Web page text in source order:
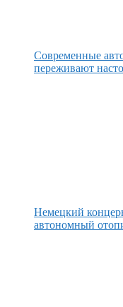
Современные
переживают
Немецкий
автономный